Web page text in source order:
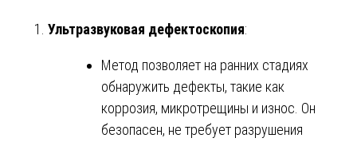
Ультразвуковая дефектоскопия:
Метод позволяет на ранних стадиях
обнаружить дефекты, такие как
коррозия, микротрещины и износ. Он
безопасен, не требует разрушения